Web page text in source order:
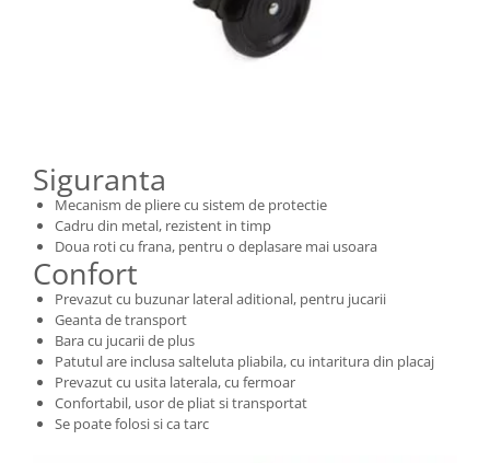
Siguranta
Mecanism de pliere cu sistem de protectie
Cadru din metal, rezistent in timp
Doua roti cu frana, pentru o deplasare mai usoara
Confort
Prevazut cu buzunar lateral aditional, pentru jucarii
Geanta de transport
Bara cu jucarii de plus
Patutul are inclusa salteluta pliabila, cu intaritura din placaj
Prevazut cu usita laterala, cu fermoar
Confortabil, usor de pliat si transportat
Se poate folosi si ca tarc